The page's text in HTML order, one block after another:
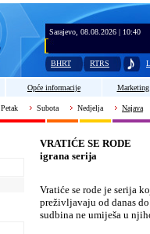
Sarajevo, 08.08.2026 | 10:40
BHRT RTRS
Opće informacije Marketing
Petak Subota Nedjelja Najava
VRATIĆE SE RODE
igrana serija
Vratiće se rode je serija
preživljavaju od danas
sudbina ne umiješa u